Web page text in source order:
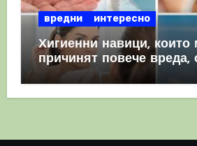
вредни интересно
Хигиенни навици, които
причинят повече вреда,
полза